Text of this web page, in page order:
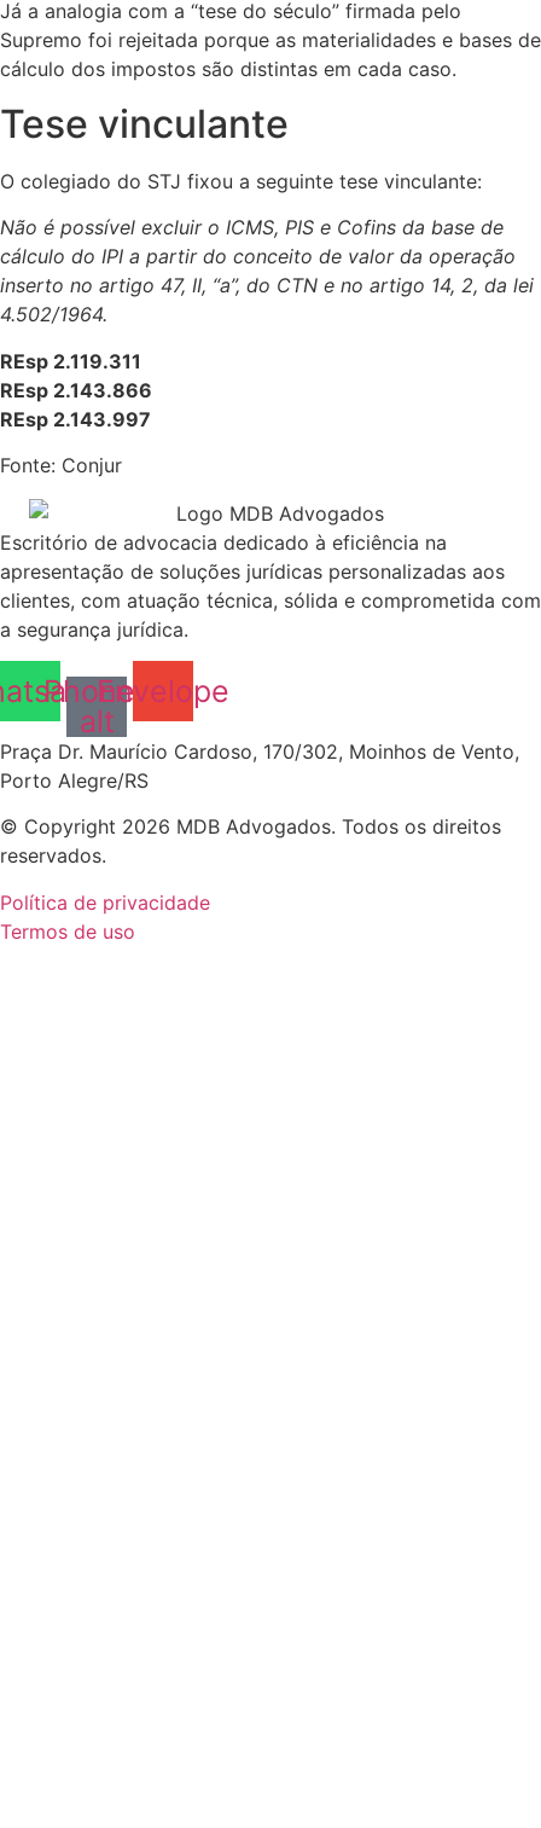
Já a analogia com a “tese do século” firmada pelo
Supremo foi rejeitada porque as materialidades e bases de
cálculo dos impostos são distintas em cada caso.
Tese vinculante
O colegiado do STJ fixou a seguinte tese vinculante:
Não é possível excluir o ICMS, PIS e Cofins da base de
cálculo do IPI a partir do conceito de valor da operação
inserto no artigo 47, II, “a”, do CTN e no artigo 14, 2, da lei
4.502/1964.
REsp 2.119.311
REsp 2.143.866
REsp 2.143.997
Fonte: Conjur
Escritório de advocacia dedicado à eficiência na
apresentação de soluções jurídicas personalizadas aos
clientes, com atuação técnica, sólida e comprometida com
a segurança jurídica.
Phone-
alt
Envelope
Praça Dr. Maurício Cardoso, 170/302, Moinhos de Vento,
Porto Alegre/RS
© Copyright 2026 MDB Advogados. Todos os direitos
reservados.
Política de privacidade
Termos de uso